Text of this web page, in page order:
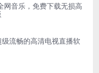
网音乐，免费下载无损高
流畅的高清电视直播软